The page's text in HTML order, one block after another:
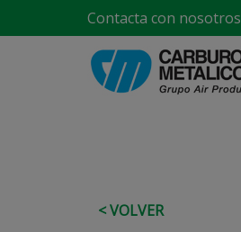
Contacta con nosotros
< VOLVER